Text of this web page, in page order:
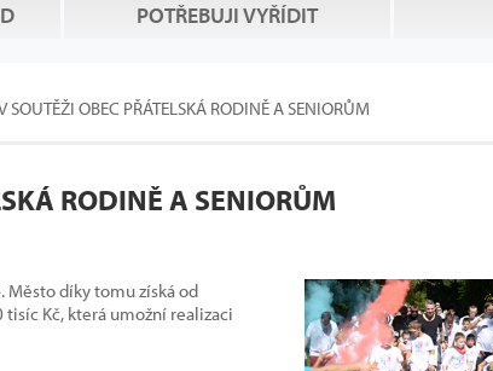
POTŘEBUJI VYŘÍDIT
SOUTĚŽI OBEC PŘÁTELSKÁ RODINĚ A SENIORŮM
RODINĚ A SENIORŮM
Město díky tomu získá od
Kč, která umožní realizaci